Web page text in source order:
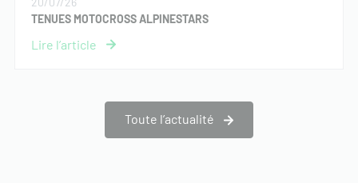
TENUES MOTOCROSS ALPINESTARS
Toute l’actualité